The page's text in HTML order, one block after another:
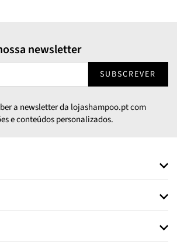
newsletter
SUBSCREVER
a newsletter da lojashampoo.pt com
e conteúdos personalizados.